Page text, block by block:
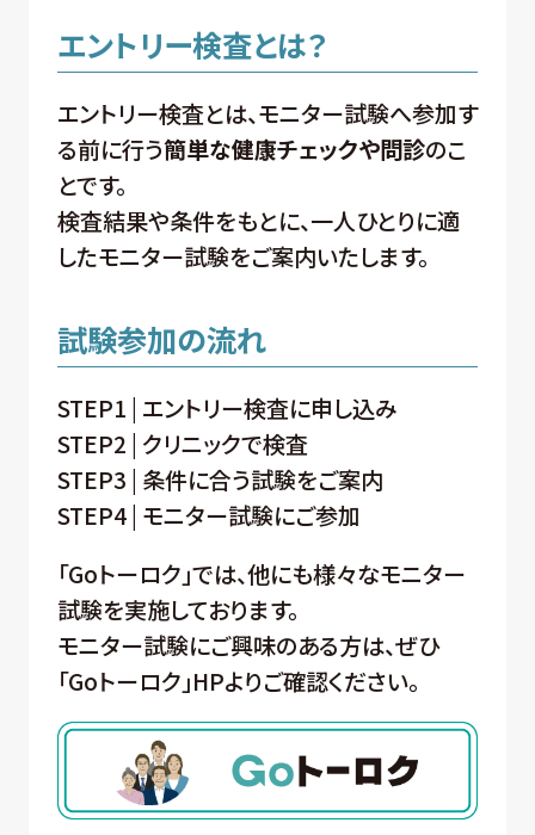
エントリー検査とは？
エントリー検査とは、モニター試験へ参加す
る前に行う簡単な健康チェックや問診のこ
とです。
検査結果や条件をもとに、一人ひとりに適
したモニター試験をご案内いたします。
試験参加の流れ
STEP1 | エントリー検査に申し込み
STEP2 | クリニックで検査
STEP3 | 条件に合う試験をご案内
STEP4 | モニター試験にご参加
「Goトーロク」では、他にも様々なモニター
試験を実施しております。
モニター試験にご興味のある方は、ぜひ
「Goトーロク」HPよりご確認ください。